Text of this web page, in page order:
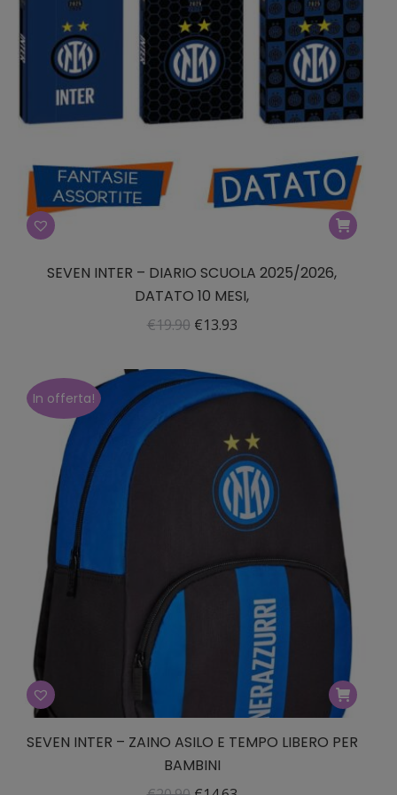
SEVEN INTER – DIARIO SCUOLA 2025/2026,
DATATO 10 MESI,
€19.90 Il
originale
era:
€13.93Il
attuale
è:
In offerta!
SEVEN INTER – ZAINO ASILO E TEMPO LIBERO PER
BAMBINI